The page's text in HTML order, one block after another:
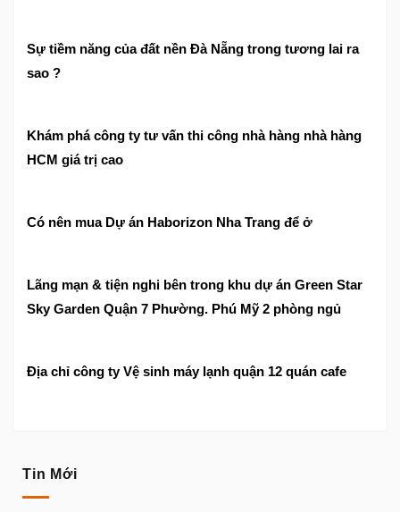
Sự tiềm năng của đất nền Đà Nẵng trong tương lai ra
sao ?
Khám phá công ty tư vấn thi công nhà hàng nhà hàng
HCM giá trị cao
Có nên mua Dự án Haborizon Nha Trang để ở
Lãng mạn & tiện nghi bên trong khu dự án Green Star
Sky Garden Quận 7 Phường. Phú Mỹ 2 phòng ngủ
Địa chỉ công ty Vệ sinh máy lạnh quận 12 quán cafe
Tin Mới